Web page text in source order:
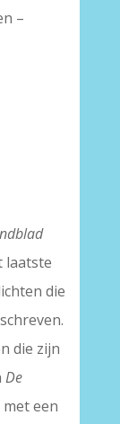
–
laatste
die
die zijn
De
een